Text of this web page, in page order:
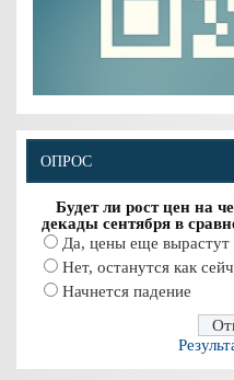
ОПРОС
Будет ли рост цен на
декады сентября в
Да, цены еще вырастут
Нет, останутся как
Начнется падение